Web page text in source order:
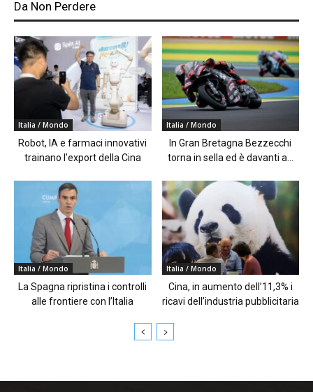
Da Non Perdere
Italia / Mondo
Robot, IA e farmaci innovativi
trainano l’export della Cina
Italia / Mondo
In Gran Bretagna Bezzecchi
torna in sella ed è davanti a...
Italia / Mondo
La Spagna ripristina i controlli
alle frontiere con l’Italia
Italia / Mondo
Cina, in aumento dell’11,3% i
ricavi dell’industria pubblicitaria